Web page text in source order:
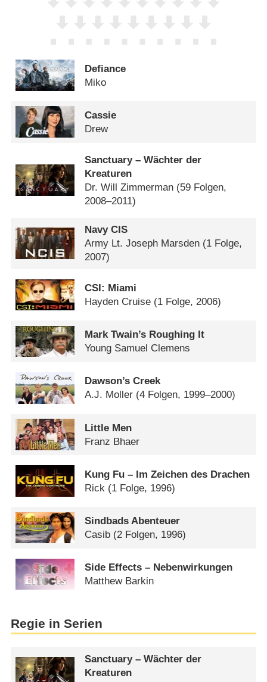
Defiance
Miko
Cassie
Drew
Sanctuary – Wächter der
Kreaturen
Dr. Will Zimmerman (59 Folgen,
2008–2011)
Navy CIS
Army Lt. Joseph Marsden (1 Folge,
2007)
CSI: Miami
Hayden Cruise (1 Folge, 2006)
Mark Twain’s Roughing It
Young Samuel Clemens
Dawson’s Creek
A.J. Moller (4 Folgen, 1999–2000)
Little Men
Franz Bhaer
Kung Fu – Im Zeichen des Drachen
Rick (1 Folge, 1996)
Sindbads Abenteuer
Casib (2 Folgen, 1996)
Side Effects – Nebenwirkungen
Matthew Barkin
Regie in Serien
Sanctuary – Wächter der
Kreaturen